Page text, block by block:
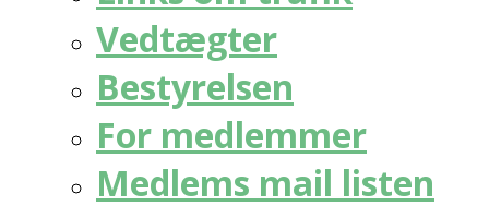
Vedtægter
Bestyrelsen
For medlemmer
Medlems mail listen